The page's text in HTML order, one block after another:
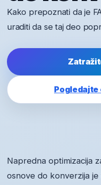
Kako prepoznati da je
uraditi da se taj deo
Pogledajte
Napredna optimizacija
osnove do konverzija